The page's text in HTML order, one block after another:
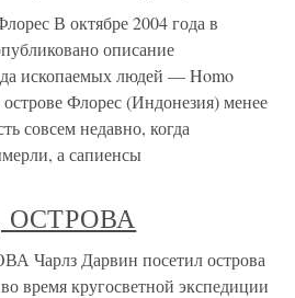
В октябре 2004 года в
описание
ископаемых людей — Homo
Флорес (Индонезия) менее
совсем недавно, когда
а сапиенсы
ОСТРОВА
Дарвин посетил острова
время кругосветной экспедиции